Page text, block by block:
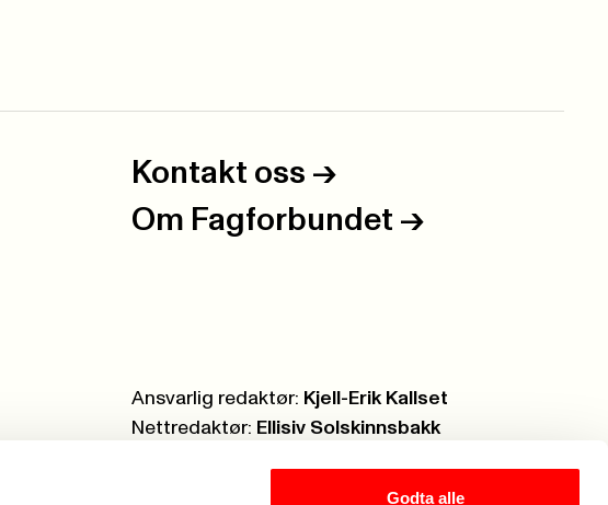
Godta alle
Kontakt oss ->
Om Fagforbundet ->
Ansvarlig redaktør: Kjell-Erik Kallset
Nettredaktør: Ellisiv Solskinnsbakk